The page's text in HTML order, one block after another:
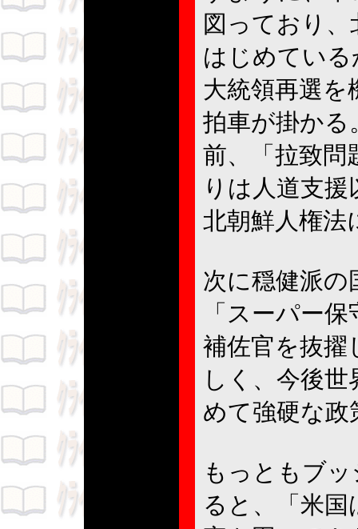
図っており
はじめてい
大統領再選
拍車が掛かる
前、「拉致問
りは人道支
北朝鮮人権法
次に穏健派の
「スーパー
補佐官を抜擢
しく、今後
めて強硬な
もっともブ
ると、「米